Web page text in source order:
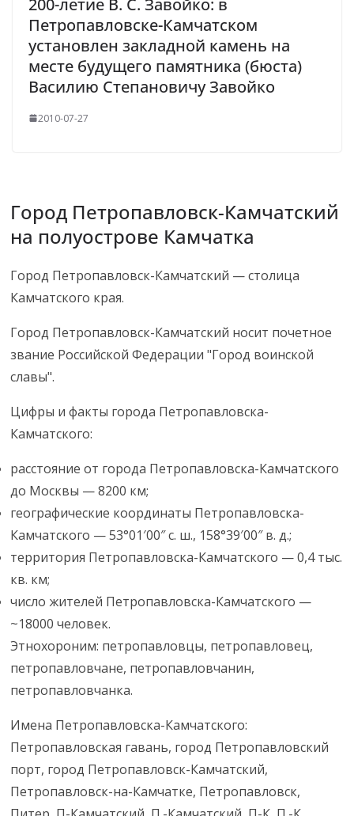
Петропавловске-Камчатском
установлен закладной камень на
месте будущего памятника (бюста)
Василию Степановичу Завойко
2010-07-27
Город Петропавловск-Камчатский
на полуострове Камчатка
Город Петропавловск-Камчатский — столица
Камчатского края.
Город Петропавловск-Камчатский носит почетное
звание Российской Федерации "Город воинской
славы".
Цифры и факты города Петропавловска-
Камчатского:
расстояние от города Петропавловска-Камчатского
до Москвы — 8200 км;
географические координаты Петропавловска-
Камчатского — 53°01′00″ с. ш., 158°39′00″ в. д.;
территория Петропавловска-Камчатского — 0,4 тыс.
кв. км;
число жителей Петропавловска-Камчатского —
~18000 человек.
Этнохороним: петропавловцы, петропавловец,
петропавловчане, петропавловчанин,
петропавловчанка.
Имена Петропавловска-Камчатского:
Петропавловская гавань, город Петропавловский
порт, город Петропавловск-Камчатский,
Петропавловск-на-Камчатке, Петропавловск,